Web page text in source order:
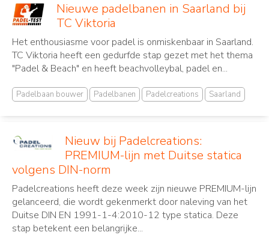
Nieuwe padelbanen in Saarland bij
TC Viktoria
Het enthousiasme voor padel is onmiskenbaar in Saarland.
TC Viktoria heeft een gedurfde stap gezet met het thema
"Padel & Beach" en heeft beachvolleybal, padel en...
Padelbaan bouwer Padelbanen Padelcreations Saarland
Nieuw bij Padelcreations:
PREMIUM-lijn met Duitse statica
volgens DIN-norm
Padelcreations heeft deze week zijn nieuwe PREMIUM-lijn
gelanceerd, die wordt gekenmerkt door naleving van het
Duitse DIN EN 1991-1-4:2010-12 type statica. Deze
stap betekent een belangrijke...